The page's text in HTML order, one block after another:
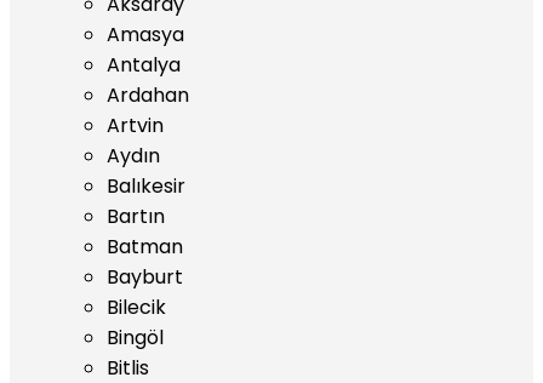
Amasya
Antalya
Ardahan
Artvin
Aydın
Balıkesir
Bartın
Batman
Bayburt
Bilecik
Bingöl
Bitlis